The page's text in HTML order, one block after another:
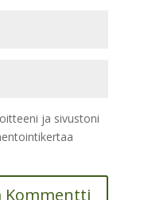
ja sivustoni